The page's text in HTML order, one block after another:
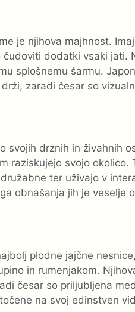
je njihova majhnost.
dodatki vsaki jati.
splošnemu šarmu.
zaradi česar so
svojih drznih in živahnih
raziskujejo svojo okolico.
ter uživajo v
obnašanja jih je veselje
plodne jajčne
in rumenjakom.
česar so priljubljena
na svoj edinstven